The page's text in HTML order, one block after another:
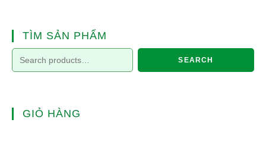
TÌM SẢN PHẨM
SEARCH
GIỎ HÀNG